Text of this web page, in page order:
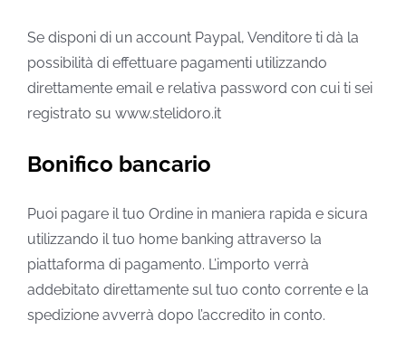
Se disponi di un account Paypal, Venditore ti dà la
possibilità di effettuare pagamenti utilizzando
direttamente email e relativa password con cui ti sei
registrato su www.stelidoro.it
Bonifico bancario
Puoi pagare il tuo Ordine in maniera rapida e sicura
utilizzando il tuo home banking attraverso la
piattaforma di pagamento. L’importo verrà
addebitato direttamente sul tuo conto corrente e la
spedizione avverrà dopo l’accredito in conto.